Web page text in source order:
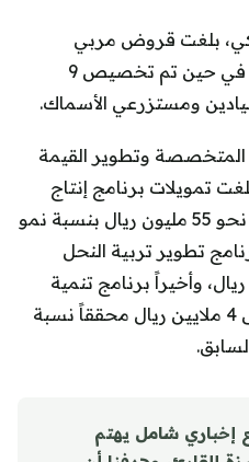
بلغت قروض مربي
الماشية نحو 128 مليون ريال، في حين تم تخصيص 9
ومستزرعي الأسماك.
المتخصصة وتطوير القيمة
تمويلات برنامج إنتاج
وتصنيع وتسويق البن العربي نحو 55 مليون ريال بنسبة نمو
تطوير تربية النحل
بواقع 12 مليون ريال، وأخيراً برنامج تنمية
وزراعة وتجارة الورد الذي تلقى 4 ملايين ريال محققاً نسبة
إخباري شامل يهتم